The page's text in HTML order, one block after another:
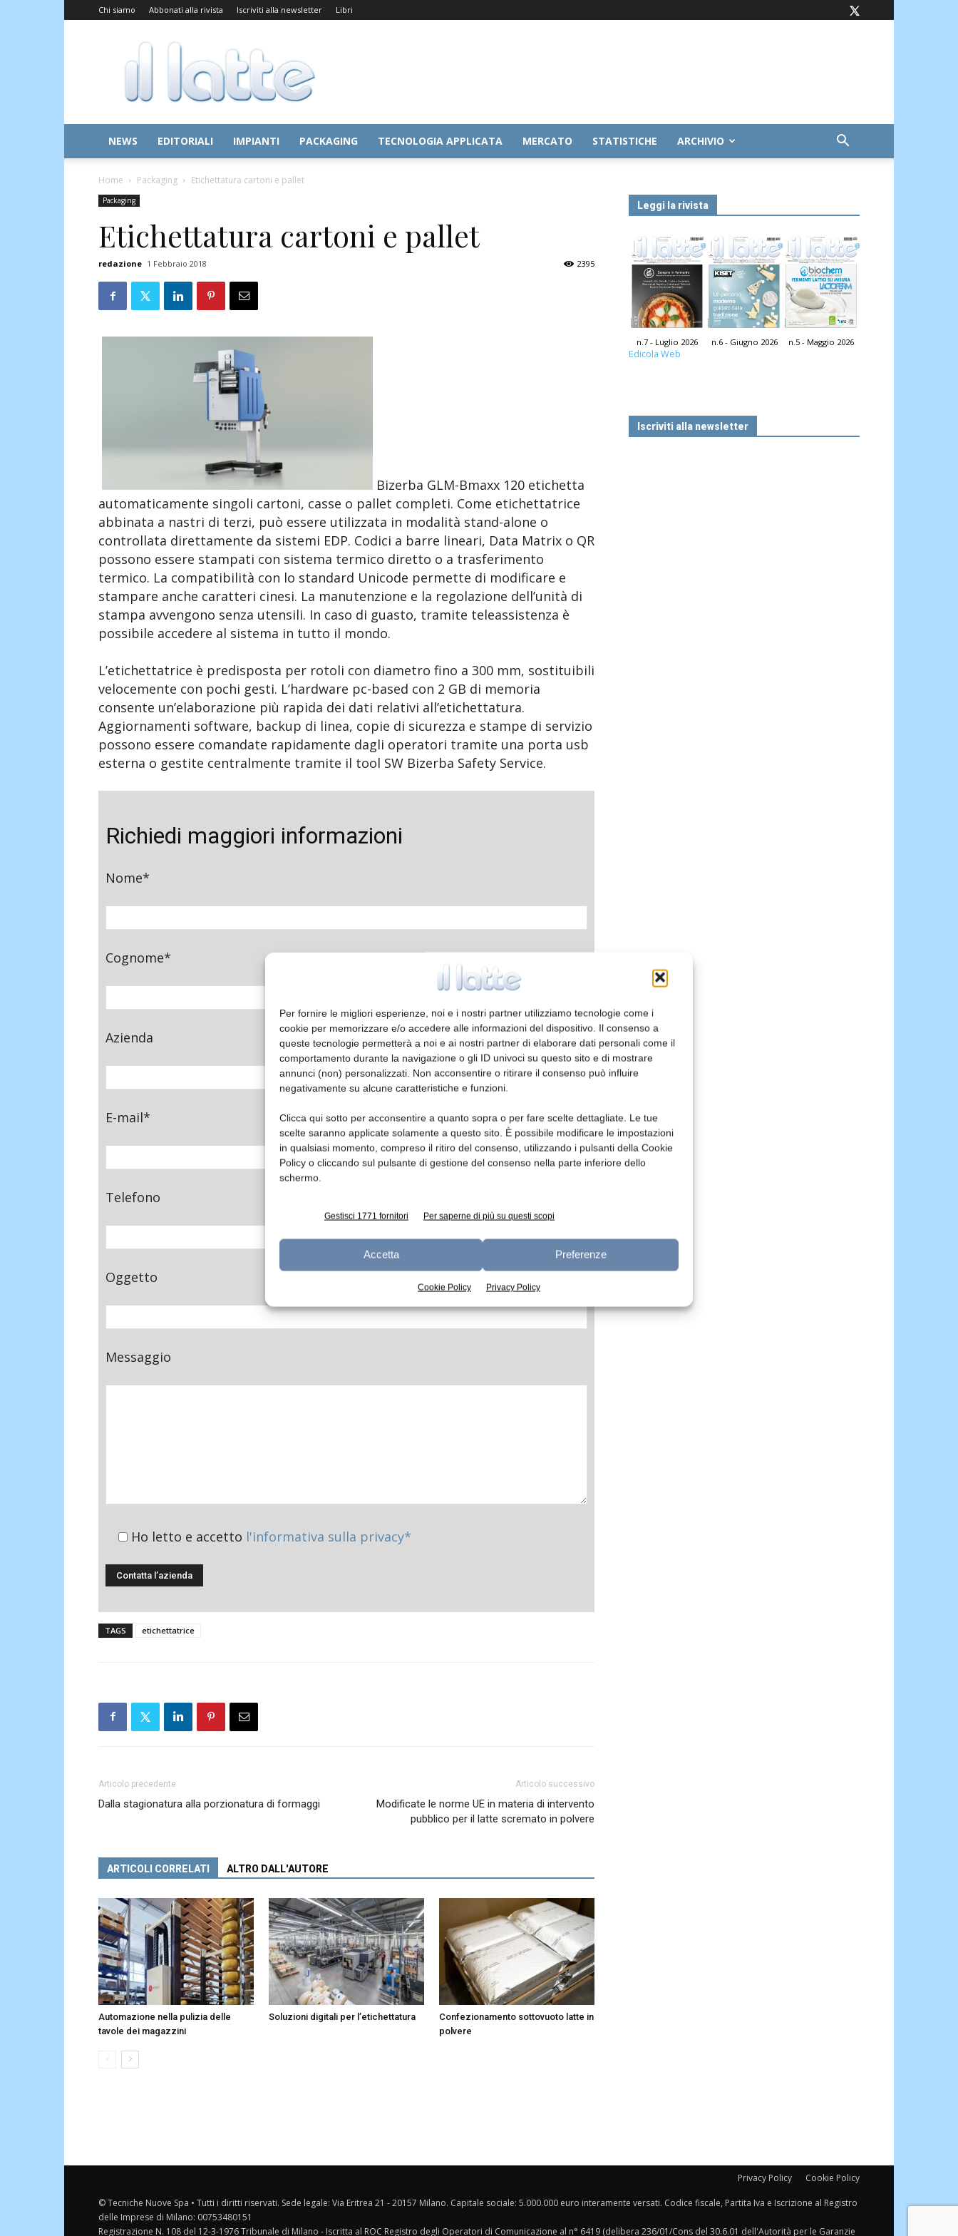
Per fornire le migliori esperienze, noi e i nostri partner utilizziamo tecnologie come i
cookie per memorizzare e/o accedere alle informazioni del dispositivo. Il consenso a
queste tecnologie permetterà a noi e ai nostri partner di elaborare dati personali come il
comportamento durante la navigazione o gli ID univoci su questo sito e di mostrare
annunci (non) personalizzati. Non acconsentire o ritirare il consenso può influire
negativamente su alcune caratteristiche e funzioni.
Clicca qui sotto per acconsentire a quanto sopra o per fare scelte dettagliate. Le tue
scelte saranno applicate solamente a questo sito. È possibile modificare le impostazioni
in qualsiasi momento, compreso il ritiro del consenso, utilizzando i pulsanti della Cookie
Policy o cliccando sul pulsante di gestione del consenso nella parte inferiore dello
schermo.
Gestisci 1771 fornitori Per saperne di più su questi scopi
Accetta Preferenze
Cookie Policy Privacy Policy
Chi siamo Abbonati alla rivista Iscriviti alla newsletter Libri
Il
Latte
NEWS EDITORIALI IMPIANTI PACKAGING TECNOLOGIA APPLICATA MERCATO STATISTICHE ARCHIVIO
Home Packaging Etichettatura cartoni e pallet
Packaging
Etichettatura cartoni e pallet
redazione 1 Febbraio 2018 2395
Bizerba GLM-Bmaxx 120 etichetta
automaticamente singoli cartoni, casse o pallet completi. Come etichettatrice
abbinata a nastri di terzi, può essere utilizzata in modalità stand-alone o
controllata direttamente da sistemi EDP. Codici a barre lineari, Data Matrix o QR
possono essere stampati con sistema termico diretto o a trasferimento
termico. La compatibilità con lo standard Unicode permette di modificare e
stampare anche caratteri cinesi. La manutenzione e la regolazione dell’unità di
stampa avvengono senza utensili. In caso di guasto, tramite teleassistenza è
possibile accedere al sistema in tutto il mondo.
L’etichettatrice è predisposta per rotoli con diametro fino a 300 mm, sostituibili
velocemente con pochi gesti. L’hardware pc-based con 2 GB di memoria
consente un’elaborazione più rapida dei dati relativi all’etichettatura.
Aggiornamenti software, backup di linea, copie di sicurezza e stampe di servizio
possono essere comandate rapidamente dagli operatori tramite una porta usb
esterna o gestite centralmente tramite il tool SW Bizerba Safety Service.
Richiedi maggiori informazioni
Nome*
Cognome*
Azienda
E-mail*
Telefono
Oggetto
Messaggio
Ho letto e accetto l'informativa sulla privacy*
TAGS etichettatrice
Articolo precedente
Dalla stagionatura alla porzionatura di formaggi
Articolo successivo
Modificate le norme UE in materia di intervento
pubblico per il latte scremato in polvere
ARTICOLI CORRELATI ALTRO DALL'AUTORE
Automazione nella pulizia delle
tavole dei magazzini
Soluzioni digitali per l’etichettatura
Confezionamento sottovuoto latte in
polvere
Leggi la rivista
n.7 - Luglio 2026 n.6 - Giugno 2026 n.5 - Maggio 2026
Edicola Web
Iscriviti alla newsletter
Privacy Policy Cookie Policy
© Tecniche Nuove Spa • Tutti i diritti riservati. Sede legale: Via Eritrea 21 - 20157 Milano. Capitale sociale: 5.000.000 euro interamente versati. Codice fiscale, Partita Iva e Iscrizione al Registro
delle Imprese di Milano: 00753480151
Registrazione N. 108 del 12-3-1976 Tribunale di Milano - Iscritta al ROC Registro degli Operatori di Comunicazione al n° 6419 (delibera 236/01/Cons del 30.6.01 dell'Autorità per le Garanzie